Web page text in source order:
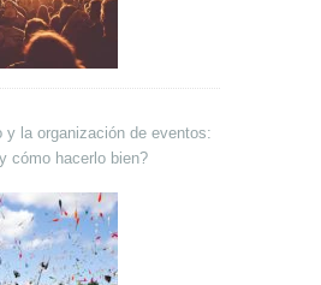
y la organización de eventos:
cómo hacerlo bien?